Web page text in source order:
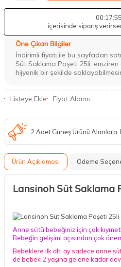
00:17:54
içerisinde sipariş
Öne Çıkan Bilgiler
İndirimli fiyatı ile bu sayfadan
Süt Saklama Poşeti 25li,
hijyenik bir şekilde
Listeye Ekle Fiyat Alarmı
2 Adet Güneş Ürünü Alanlara
Ürün Açıklaması Ödeme
Lansinoh Süt Saklama
Anne sütü bebeğiniz için çok
Bebeğin gelişimi açısından çok
Bebeklere ilk altı ay sadece anne
de bebek 2 yaşına gelene kadar